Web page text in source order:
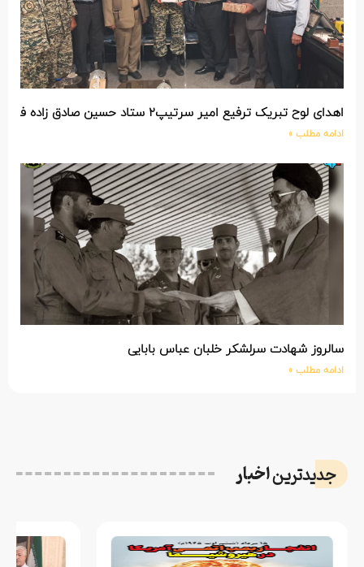
اهدای لوح تبریک ترفیع امیر سرتیپ۲ ستاد حسین صادق زاده فرمانده تیپ ۲۵ واکنش سریع شهید آبگون نزاجا مستقر در تبریز
ادامه مطلب »
سالروز شهادت سرلشکر خلبان عباس بابایی
ادامه مطلب »
جدیدتریناخبار